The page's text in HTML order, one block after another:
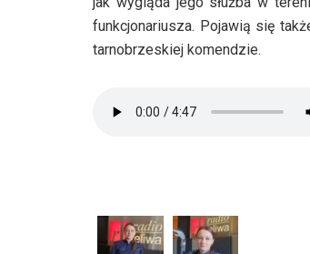
funkcjonariusza. Pojawią się
tarnobrzeskiej komendzie.